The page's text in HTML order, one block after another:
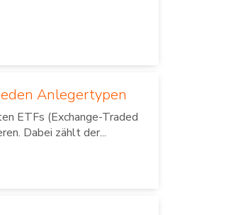
Anlegertypen
ETFs (Exchange-Traded
Dabei zählt der...